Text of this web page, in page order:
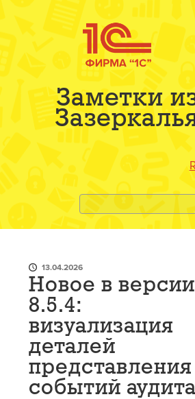
Заметки
13.04.2026
Новое в версии
8.5.4:
визуализация
деталей
представления
событий